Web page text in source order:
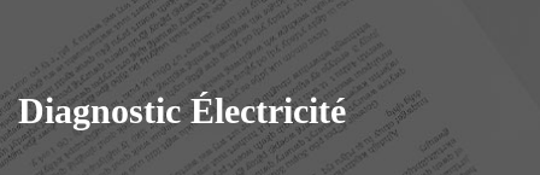
Diagnostic Électricité